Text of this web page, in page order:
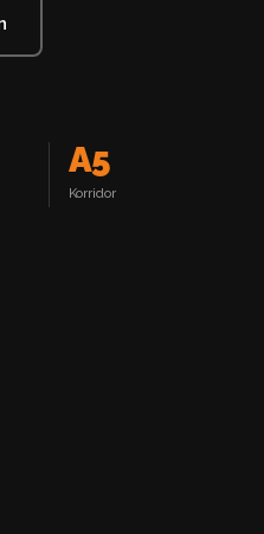
A5
Korridor